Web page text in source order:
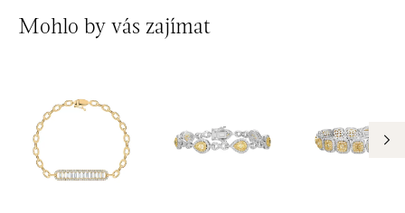
Mohlo by vás zajímat